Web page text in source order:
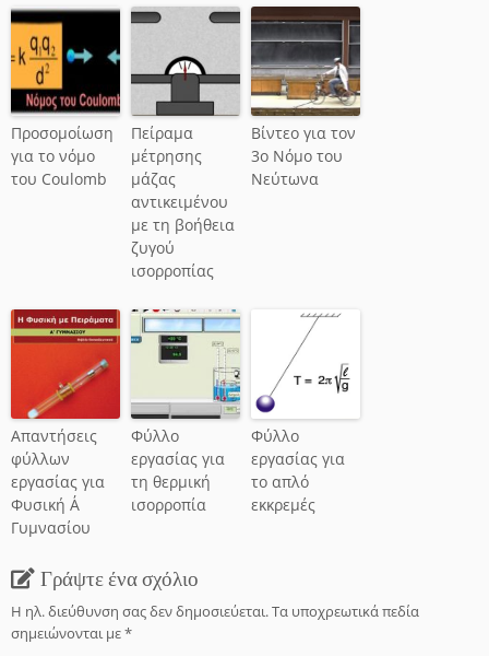
Προσομοίωση
για το νόμο
του Coulomb
Πείραμα
μέτρησης
μάζας
αντικειμένου
με τη βοήθεια
ζυγού
ισορροπίας
Βίντεο για τον
3ο Νόμο του
Νεύτωνα
Απαντήσεις
φύλλων
εργασίας για
Φυσική Α΄
Γυμνασίου
Φύλλο
εργασίας για
τη θερμική
ισορροπία
Φύλλο
εργασίας για
το απλό
εκκρεμές
Γράψτε ένα σχόλιο
Η ηλ. διεύθυνση σας δεν δημοσιεύεται.Τα υποχρεωτικά πεδία
σημειώνονται με*